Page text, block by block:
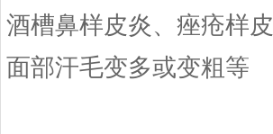
酒槽鼻样皮炎、痤疮样
面部汗毛变多或变粗等